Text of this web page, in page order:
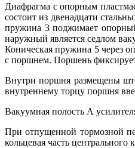
Диафрагма с опорным
состоит из двенадцати
пружина 3 поджимает
наружный является седлом
Коническая пружина 5 через
с поршнем. Поршень
Внутри поршня размещены
внутреннему торцу поршня
Вакуумная полость А
При отпущенной тормозной
кольцевая часть